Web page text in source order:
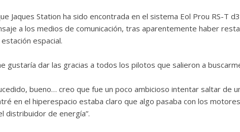
Jaques Station ha sido encontrada en el sistema Eol Prou RS-T
a los medios de comunicación, tras aparentemente haber
espacial.
gustaría dar las gracias a todos los pilotos que salieron a
bueno… creo que fue un poco ambicioso intentar saltar de
en el hiperespacio estaba claro que algo pasaba con los
distribuidor de energía”.
Mayo de 2026
28 mayo, 2026
14 abril, 2026 Txus